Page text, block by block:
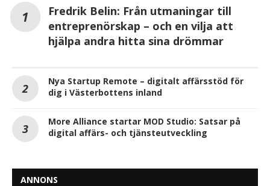
Fredrik Belin: Från utmaningar till
entreprenörskap – och en vilja att
hjälpa andra hitta sina drömmar
Nya Startup Remote – digitalt affärsstöd för
dig i Västerbottens inland
More Alliance startar MOD Studio: Satsar på
digital affärs- och tjänsteutveckling
ANNONS